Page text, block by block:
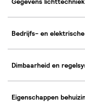
Bedrijfs- en
Dimbaarheid en
Eigenschappen